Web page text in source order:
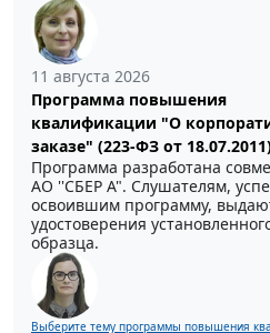
11 августа 2026
Программа повышения
квалификации "О
заказе" (223-ФЗ от
Программа разработана
АО ''СБЕР А". Слушателям,
освоившим программу,
удостоверения
образца.
Выберите тему программы повышения